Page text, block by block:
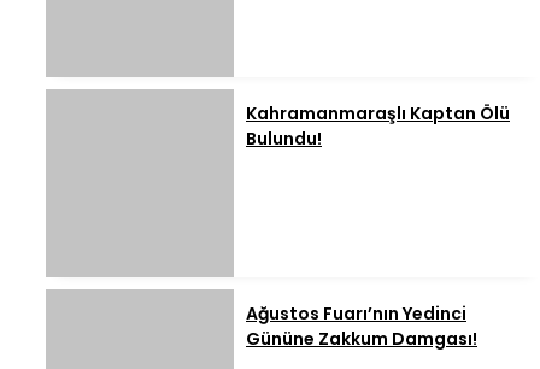
Kahramanmaraşlı Kaptan Ölü
Bulundu!
Ağustos Fuarı’nın Yedinci
Gününe Zakkum Damgası!